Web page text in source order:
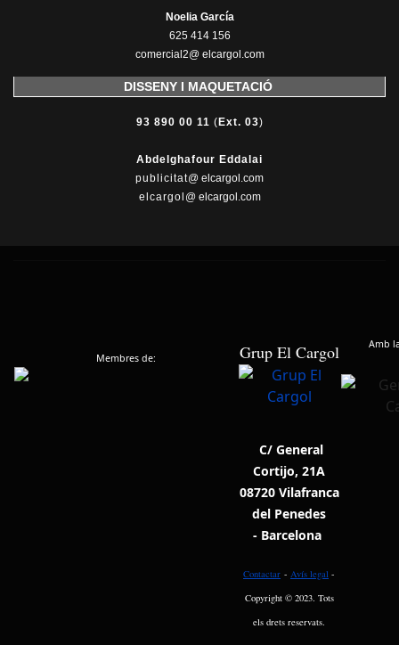
Noelia García
625 414 156
comercial2@ elcargol.com
DISSENY I MAQUETACIÓ
93 890 00 11 ( Ext. 03)
Abdelghafour Eddalai
publicitat@ elcargol.com
elcargol @ elcargol.com
Membres de: Grup El Cargol Amb
C/ General
Cortijo, 21A
08720 Vilafranca
del Penedes
- Barcelona
Contactar - Avís legal -
Copyright © 2023. Tots
els drets reservats.